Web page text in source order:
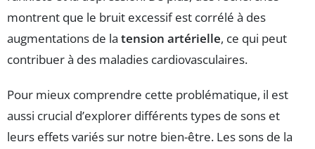
montrent que le bruit excessif est corrélé à des
augmentations de la tension artérielle, ce qui peut
contribuer à des maladies cardiovasculaires.
Pour mieux comprendre cette problématique, il est
aussi crucial d’explorer différents types de sons et
leurs effets variés sur notre bien-être. Les sons de la